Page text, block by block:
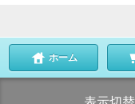
ホーム